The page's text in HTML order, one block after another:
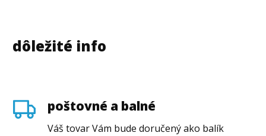
dôležité info
poštovné a balné
Váš tovar Vám bude doručený ako balík